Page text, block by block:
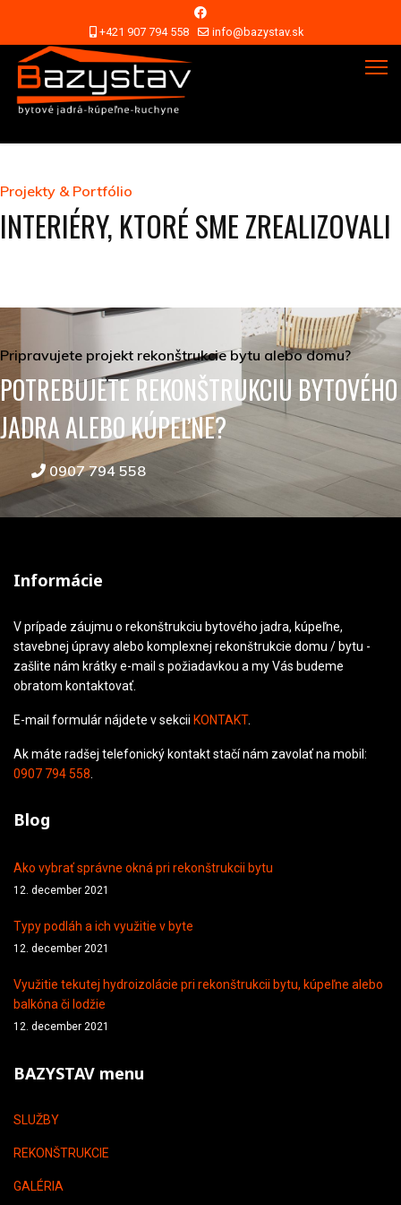
+421 907 794 558 info@bazystav.sk
Projekty & Portfólio
INTERIÉRY, KTORÉ SME ZREALIZOVALI
Pripravujete projekt rekonštrukcie bytu alebo domu?
POTREBUJETE REKONŠTRUKCIU BYTOVÉHO
JADRA ALEBO KÚPEĽNE?
0907 794 558
Informácie
V prípade záujmu o rekonštrukciu bytového jadra, kúpeľne,
stavebnej úpravy alebo komplexnej rekonštrukcie domu / bytu -
zašlite nám krátky e-mail s požiadavkou a my Vás budeme
obratom kontaktovať.
E-mail formulár nájdete v sekcii KONTAKT.
Ak máte radšej telefonický kontakt stačí nám zavolať na mobil:
0907 794 558
Blog
Ako vybrať správne okná pri rekonštrukcii bytu
12. december 2021
Typy podláh a ich využitie v byte
12. december 2021
Využitie tekutej hydroizolácie pri rekonštrukcii bytu, kúpeľne alebo
balkóna či lodžie
12. december 2021
BAZYSTAV menu
SLUŽBY
REKONŠTRUKCIE
GALÉRIA